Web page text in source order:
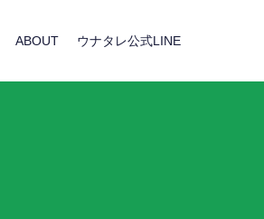
ABOUT ウナタレ公式LINE